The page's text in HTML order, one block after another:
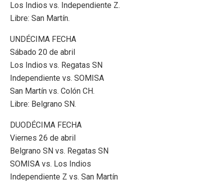
Los Indios vs. Independiente Z.
Libre: San Martín.
UNDÉCIMA FECHA
Sábado 20 de abril
Los Indios vs. Regatas SN
Independiente vs. SOMISA
San Martín vs. Colón CH.
Libre: Belgrano SN.
DUODÉCIMA FECHA
Viernes 26 de abril
Belgrano SN vs. Regatas SN
SOMISA vs. Los Indios
Independiente Z vs. San Martín